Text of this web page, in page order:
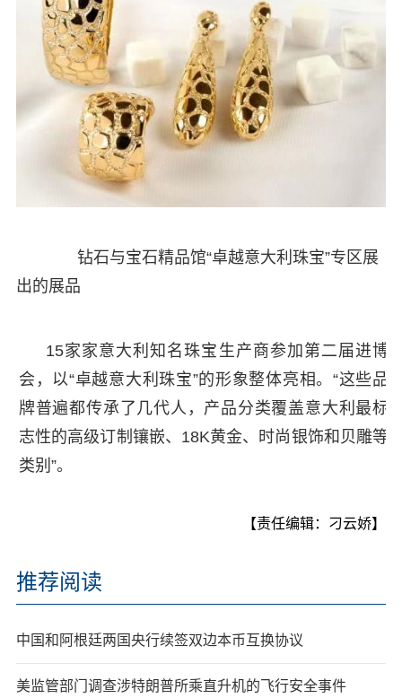
钻石与宝石精品馆“卓越意大利珠宝”专区展
出的展品
15家家意大利知名珠宝生产商参加第二届进博
会，以“卓越意大利珠宝”的形象整体亮相。“这些品
牌普遍都传承了几代人，产品分类覆盖意大利最标
志性的高级订制镶嵌、18K黄金、时尚银饰和贝雕等
类别”。
【责任编辑：刁云娇】
推荐阅读
中国和阿根廷两国央行续签双边本币互换协议
美监管部门调查涉特朗普所乘直升机的飞行安全事件